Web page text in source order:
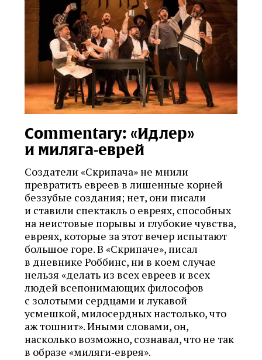
Commentary: «Идлер»
и миляга‑еврей
Cоздатели «Скрипача» не мнили
превратить евреев в лишенные корней
беззубые создания; нет, они писали
и ставили спектакль о евреях, способных
на неистовые порывы и глубокие чувства,
евреях, которые за этот вечер испытают
большое горе. В «Скрипаче», писал
в дневнике Роббинс, ни в коем случае
нельзя «делать из всех евреев и всех
людей всепонимающих философов
с золотыми сердцами и лукавой
усмешкой, милосердных настолько, что
аж тошнит». Иными словами, он,
насколько возможно, сознавал, что не так
в образе «миляги‑еврея».